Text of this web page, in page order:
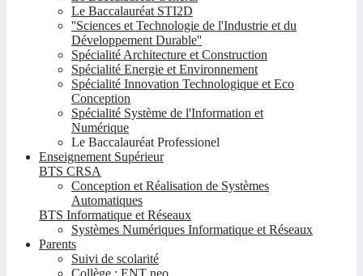
Le Baccalauréat STI2D
''Sciences et Technologie de l'Industrie et du
Développement Durable''
Spécialité Architecture et Construction
Spécialité Energie et Environnement
Spécialité Innovation Technologique et Eco
Conception
Spécialité Système de l'Information et
Numérique
Le Baccalauréat Professionel
Enseignement Supérieur
BTS CRSA
Conception et Réalisation de Systèmes
Automatiques
BTS Informatique et Réseaux
Systèmes Numériques Informatique et Réseaux
Parents
Suivi de scolarité
Collège : ENT neo